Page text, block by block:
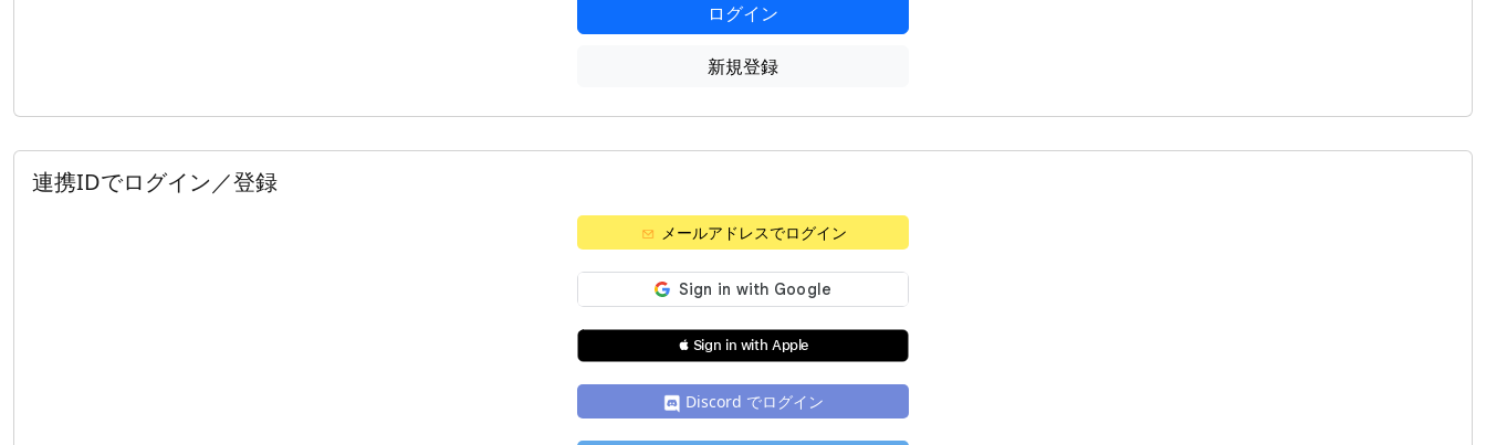
ログイン
新規登録
連携IDでログイン／登録
メールアドレスでログイン
 Sign in with Apple
Discord でログイン